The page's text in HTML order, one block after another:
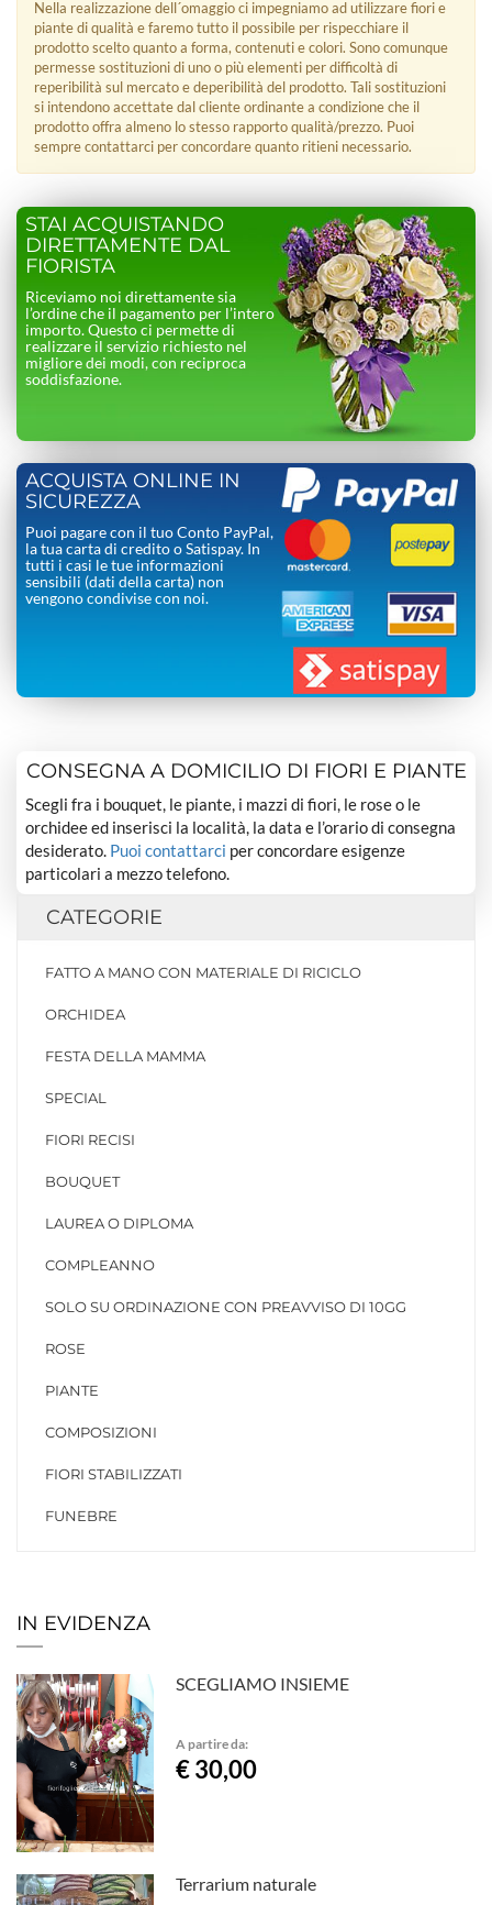
Nella realizzazione dell´omaggio ci impegniamo ad utilizzare fiori e
piante di qualità e faremo tutto il possibile per rispecchiare il
prodotto scelto quanto a forma, contenuti e colori. Sono comunque
permesse sostituzioni di uno o più elementi per difficoltà di
reperibilità sul mercato e deperibilità del prodotto. Tali sostituzioni
si intendono accettate dal cliente ordinante a condizione che il
prodotto offra almeno lo stesso rapporto qualità/prezzo. Puoi
sempre contattarci per concordare quanto ritieni necessario.
STAI ACQUISTANDO
DIRETTAMENTE DAL
FIORISTA
Riceviamo noi direttamente sia
l’ordine che il pagamento per l’intero
importo. Questo ci permette di
realizzare il servizio richiesto nel
migliore dei modi, con reciproca
soddisfazione.
ACQUISTA ONLINE IN
SICUREZZA
Puoi pagare con il tuo Conto PayPal,
la tua carta di credito o Satispay. In
tutti i casi le tue informazioni
sensibili (dati della carta) non
vengono condivise con noi.
CONSEGNA A DOMICILIO DI FIORI E PIANTE
Scegli fra i bouquet, le piante, i mazzi di fiori, le rose o le
orchidee ed inserisci la località, la data e l’orario di consegna
desiderato. Puoi contattarci per concordare esigenze
particolari a mezzo telefono.
CATEGORIE
FATTO A MANO CON MATERIALE DI RICICLO
ORCHIDEA
FESTA DELLA MAMMA
SPECIAL
FIORI RECISI
BOUQUET
LAUREA O DIPLOMA
COMPLEANNO
SOLO SU ORDINAZIONE CON PREAVVISO DI 10GG
ROSE
PIANTE
COMPOSIZIONI
FIORI STABILIZZATI
FUNEBRE
IN EVIDENZA
SCEGLIAMO INSIEME
A partire da:
€ 30,00
Terrarium naturale